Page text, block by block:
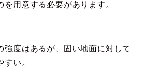
を用意する必要があります。
強度はあるが、固い地面に対して
すい。